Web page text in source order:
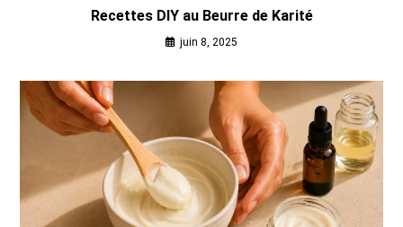
Recettes DIY au Beurre de Karité
juin 8, 2025